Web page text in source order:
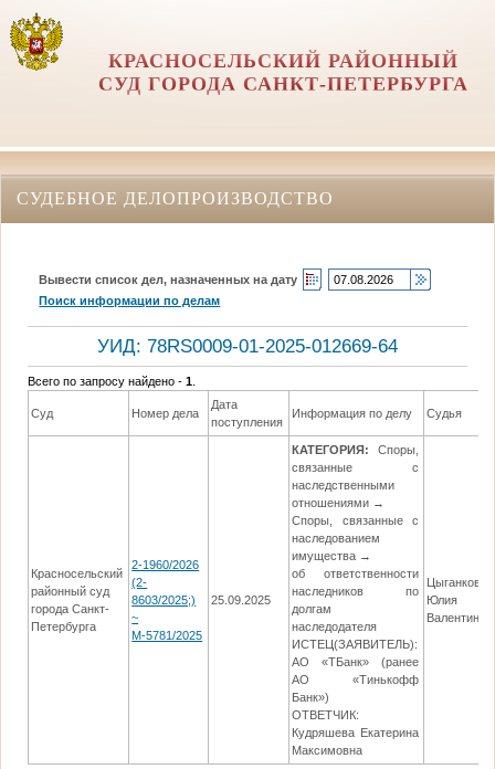
КРАСНОСЕЛЬСКИЙ РАЙОННЫЙ
СУД ГОРОДА САНКТ-ПЕТЕРБУРГА
СУДЕБНОЕ ДЕЛОПРОИЗВОДСТВО
Вывести список дел, назначенных на дату
Поиск информации по делам
УИД: 78RS0009-01-2025-012669-64
Всего по запросу найдено -1
Суд Номер дела
Дата
поступления
Информация по делу Судья
Красносельский
районный суд
города Санкт-
Петербурга
2-1960/2026
(2-
8603/2025;)
~
М-5781/2025
25.09.2025
КАТЕГОРИЯ:
Споры,
связанные с
наследственными
отношениями →
Споры, связанные с
наследованием
имущества →
об ответственности
наследников по
долгам
наследодателя
ИСТЕЦ(ЗАЯВИТЕЛЬ):
АО «ТБанк» (ранее
АО «Тинькофф
Банк»)
ОТВЕТЧИК:
Кудряшева Екатерина
Максимовна
Цыганкова
Юлия